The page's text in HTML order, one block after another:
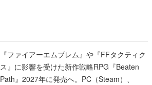
『ファイアーエムブレム』や『FFタクティク
ス』に影響を受けた新作戦略RPG『Beaten
Path』2027年に発売へ。PC（Steam）、